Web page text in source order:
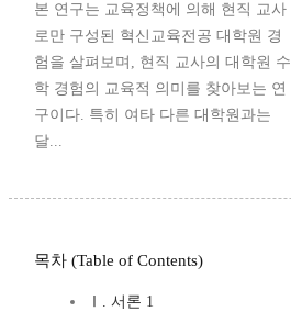
본 연구는 교육정책에 의해 현직 교사
로만 구성된 혁신교육전공 대학원 경
험을 살펴보며, 현직 교사의 대학원 수
학 경험의 교육적 의미를 찾아보는 연
구이다. 특히 여타 다른 대학원과는
달...
목차 (Table of Contents)
Ⅰ. 서론 1